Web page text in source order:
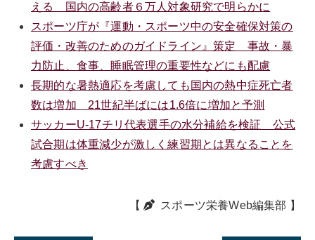
える 国内の高齢者６万人対象研究で明らかに
スポーツ庁が『運動・スポーツ中の安全確保対策の
評価・改善のためのガイドライン』策定 事故・暴
力防止、食事、睡眠管理の重要性などにも配慮
長期的な暑熱適応を考慮しても国内の熱中症死亡者
数は増加 21世紀半ばには1.6倍に増加と予測
サッカーU-17チリ代表選手の水分補給を検証 公式
試合期は体重減少が激しく練習期とは異なることを
考慮すべき
【 スポーツ栄養Web編集部 】